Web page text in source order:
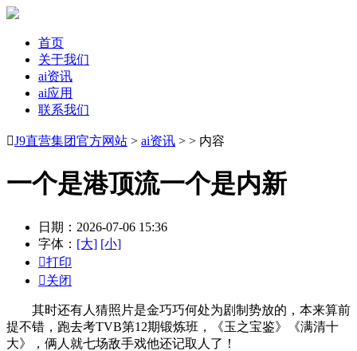
首页
关于我们
ai资讯
ai应用
联系我们
J9直营集团官方网站 > ai资讯 > > 内容
一个是港顶流一个是内新
日期：2026-07-06 15:36
字体： [大] [小]
打印
关闭
其时还有人猜照片是金巧巧何处为剧制势放的，本来算前
提不错，跑去考TVB第12期锻炼班，《玉之宝鉴》《满清十
大》，俩人就七场敌手戏他还记取人了！